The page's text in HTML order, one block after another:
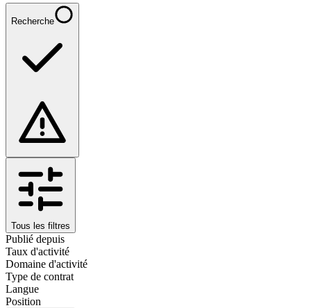
Recherche
Tous les filtres
Publié depuis
Taux d'activité
Domaine d'activité
Type de contrat
Langue
Position